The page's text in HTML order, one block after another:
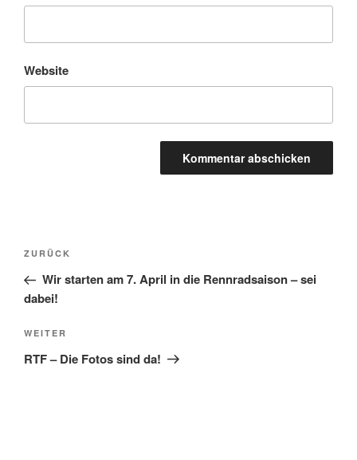
Website
Beitragsnavigation
Vorheriger
Beitrag
ZURÜCK
Wir starten am 7. April in die Rennradsaison – sei
dabei!
Nächster
Beitrag
WEITER
RTF – Die Fotos sind da!